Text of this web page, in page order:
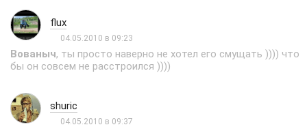
flux
04.05.2010 в 09:23
Вованыч, ты просто наверно не хотел его смущать )))) что
бы он совсем не расстроился ))))
shuric
04.05.2010 в 09:37